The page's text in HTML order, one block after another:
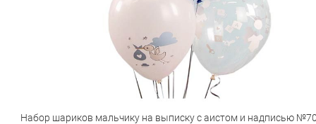
Набор шариков мальчику на выписку с аистом и надписью